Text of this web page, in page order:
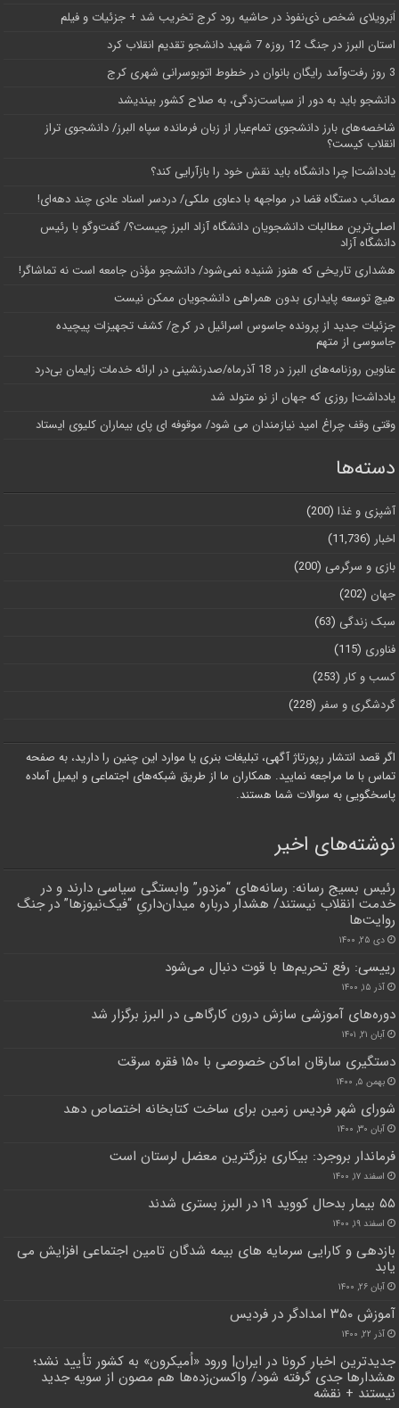
اَبَر‌ویلای شخص ذی‌نفوذ در حاشیه‌ رود کرج تخریب شد + جزئیات و فیلم
استان البرز در جنگ 12 روزه 7 شهید دانشجو تقدیم انقلاب کرد
3 روز رفت‌وآمد رایگان بانوان در خطوط اتوبوسرانی شهری کرج
دانشجو باید به دور از سیاست‌زدگی، به صلاح کشور بیندیشد
شاخصه‌های بارز دانشجوی تمام‌عیار از زبان فرمانده سپاه البرز/ دانشجوی تراز
انقلاب کیست؟
یادداشت| چرا دانشگاه باید نقش خود را بازآرایی کند؟
مصائب دستگاه قضا در مواجهه با دعاوی ملکی/ دردسر اسناد عادی چند‌ دهه‌ای!
اصلی‌ترین مطالبات دانشجویان دانشگاه آزاد البرز چیست؟/ گفت‌وگو با رئیس
دانشگاه آز‌اد
هشداری تاریخی که هنوز شنیده نمی‌شود/ دانشجو مؤذن جامعه است نه تماشاگر!
هیچ توسعه پایداری بدون همراهی دانشجویان ممکن نیست
جزئیات جدید از پرونده جاسوس اسرائیل در کرج/‌ کشف تجهیزات پیچیده
جاسوسی از متهم
عناوین روزنامه‌های البرز در ‌18 آذرماه/صدرنشینی در ارائه خدمات زایمان بی‌درد
یادداشت| روزی که جهان از نو متولد شد
وقتی وقف چراغ امید نیازمندان می شود/ موقوفه ای پای بیماران کلیوی ایستاد
دسته‌ها
آشپزی و غذا (200)
اخبار (11,736)
بازی و سرگرمی (200)
جهان (202)
سبک زندگی (63)
فناوری (115)
کسب و کار (253)
گردشگری و سفر (228)
اگر قصد انتشار رپورتاژ آگهی، تبلیغات بنری یا موارد این چنین را دارید، به صفحه
تماس با ما مراجعه نمایید. همکاران ما از طریق شبکه‌های اجتماعی و ایمیل آماده
پاسخگویی به سوالات شما هستند.
نوشته‌های اخیر
رئیس بسیج رسانه: رسانه‌های “مزدور” وابستگی سیاسی دارند و در
خدمت انقلاب نیستند/ هشدار درباره میدان‌داریِ “فیک‌نیوزها” در جنگ
روایت‌ها
دی ۲۵, ۱۴۰۰
رییسی: رفع تحریم‌ها با قوت دنبال می‌شود
آذر ۱۵, ۱۴۰۰
دوره‌های آموزشی سازش درون کارگاهی در البرز برگزار شد
آبان ۲۱, ۱۴۰۱
دستگیری سارقان اماکن خصوصی با ۱۵۰ فقره سرقت
بهمن ۵, ۱۴۰۰
شورای شهر فردیس زمین برای ساخت کتابخانه اختصاص دهد
آبان ۳۰, ۱۴۰۰
فرماندار بروجرد: بیکاری بزرگترین معضل لرستان است
اسفند ۱۷, ۱۴۰۰
۵۵ بیمار بدحال کووید ۱۹ در البرز بستری شدند
اسفند ۱۹, ۱۴۰۰
بازدهی و کارایی سرمایه های بیمه شدگان تامین اجتماعی افزایش می
یابد
آبان ۲۶, ۱۴۰۰
آموزش ۳۵۰ امدادگر در فردیس
آذر ۲۲, ۱۴۰۰
جدید‌ترین اخبار کرونا در ایران| ورود «اُمیکرون» به کشور تأیید نشد؛
هشدارها جدی گرفته شود/ واکسن‌زده‌ها هم مصون از سویه جدید
نیستند + نقشه